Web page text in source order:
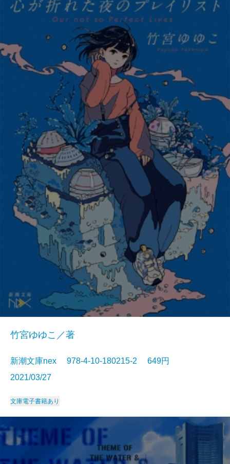
竹宮ゆゆこ／著
新潮文庫nex 978-4-10-180215-2 649円
2021/03/27
文庫電子書籍あり